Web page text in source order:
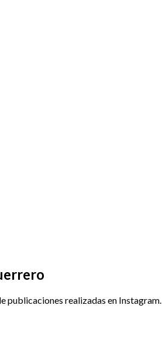
publicaciones realizadas en Instagram.